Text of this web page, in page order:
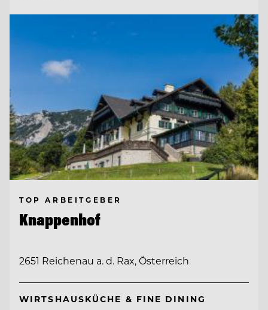
TOP ARBEITGEBER
Knappenhof
2651 Reichenau a. d. Rax, Österreich
WIRTSHAUSKÜCHE & FINE DINING